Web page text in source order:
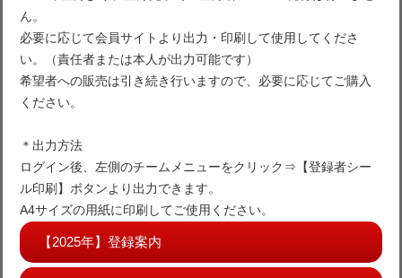
ん。
必要に応じて会員サイトより出力・印刷して使用してくださ
い。（責任者または本人が出力可能です）
希望者への販売は引き続き行いますので、必要に応じてご購入
ください。
＊出力方法
ログイン後、左側のチームメニューをクリック⇒【登録者シー
ル印刷】ボタンより出力できます。
A4サイズの用紙に印刷してご使用ください。
【2025年】登録案内